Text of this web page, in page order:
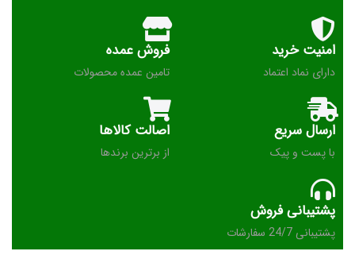
امنیت خرید
دارای نماد اعتماد
فروش عمده
تامین عمده محصولات
ارسال سریع
با پست و پیک
اصالت کالاها
از برترین برندها
پشتیبانی فروش
پشتیبانی 24/7 سفارشات